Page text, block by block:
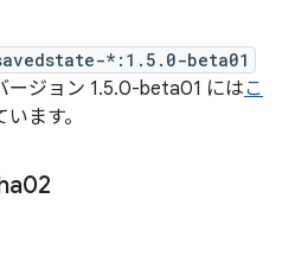
*:1.5.0-beta01
ージョン 1.5.0-beta01 にはこ
ます。